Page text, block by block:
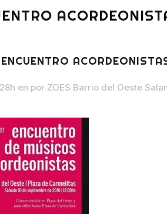
en por ZOES Barrio del Oeste